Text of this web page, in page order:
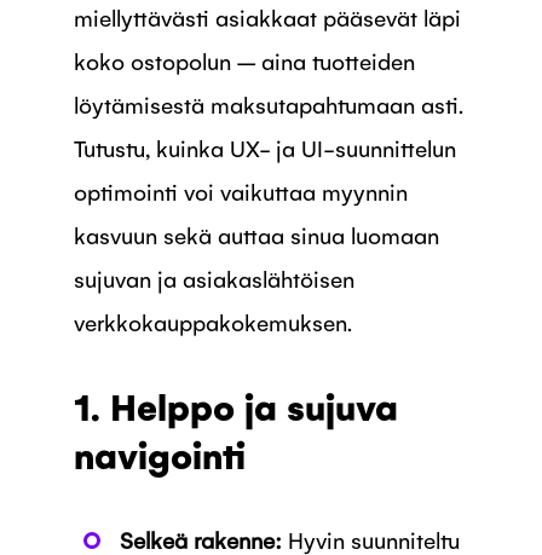
miellyttävästi asiakkaat pääsevät läpi
koko ostopolun – aina tuotteiden
löytämisestä maksutapahtumaan asti.
Tutustu, kuinka UX- ja UI-suunnittelun
optimointi voi vaikuttaa myynnin
kasvuun sekä auttaa sinua luomaan
sujuvan ja asiakaslähtöisen
verkkokauppakokemuksen.
1. Helppo ja sujuva
navigointi
Selkeä rakenne: Hyvin suunniteltu